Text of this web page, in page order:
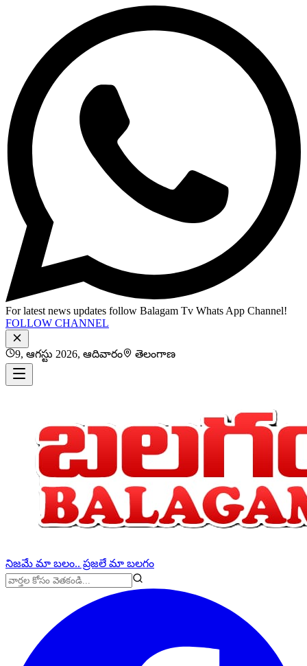
For latest news updates follow Balagam Tv Whats App Channel!
FOLLOW CHANNEL
9, ఆగస్టు 2026, ఆదివారం తెలంగాణ
నిజమే మా బలం.. ప్రజలే మా బలగం